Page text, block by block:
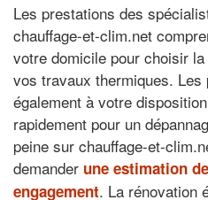
Les prestations des
chauffage-et-clim.net
votre domicile pour choisir
vos travaux thermiques.
également à votre
rapidement pour un
peine sur chauffage-et-
demander une estimation
engagement. La rénovation